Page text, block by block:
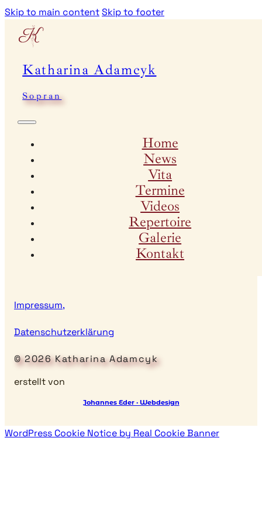
Skip to main contentSkip to footer
Katharina Adamcyk
Sopran
Home
News
Vita
Termine
Videos
Repertoire
Galerie
Kontakt
Impressum,
Datenschutzerklärung
© 2026 Katharina Adamcyk
erstellt von
Johannes Eder · Webdesign
WordPress Cookie Notice by Real Cookie Banner